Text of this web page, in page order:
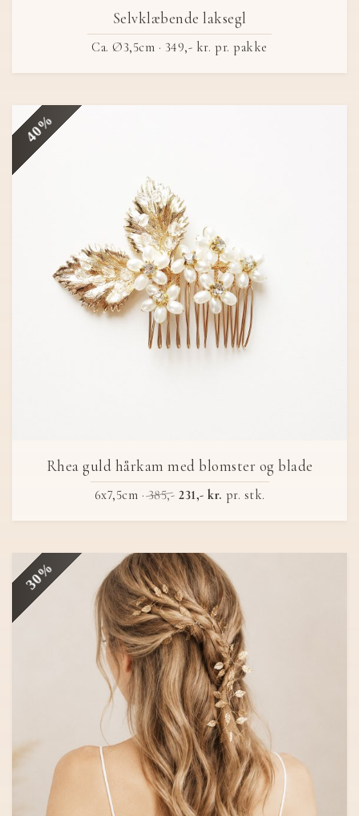
Selvklæbende laksegl
Ca. Ø3,5cm · 349,- kr. pr. pakke
40%
Rhea guld hårkam med blomster og blade
6x7,5cm ·385,- 231,- kr. pr. stk.
30%